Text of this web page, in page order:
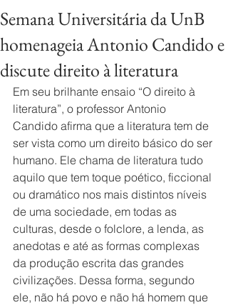
Semana Universitária da UnB
homenageia Antonio Candido e
discute direito à literatura
Em seu brilhante ensaio “O direito à
literatura”, o professor Antonio
Candido afirma que a literatura tem de
ser vista como um direito básico do ser
humano. Ele chama de literatura tudo
aquilo que tem toque poético, ficcional
ou dramático nos mais distintos níveis
de uma sociedade, em todas as
culturas, desde o folclore, a lenda, as
anedotas e até as formas complexas
da produção escrita das grandes
civilizações. Dessa forma, segundo
ele, não há povo e não há homem que